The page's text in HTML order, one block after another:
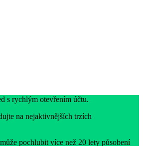
s rychlým otevřením účtu.
na nejaktivnějších trzích
pochlubit více než 20 lety působení